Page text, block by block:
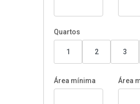
Quartos
1 2 3
Área mínima Área